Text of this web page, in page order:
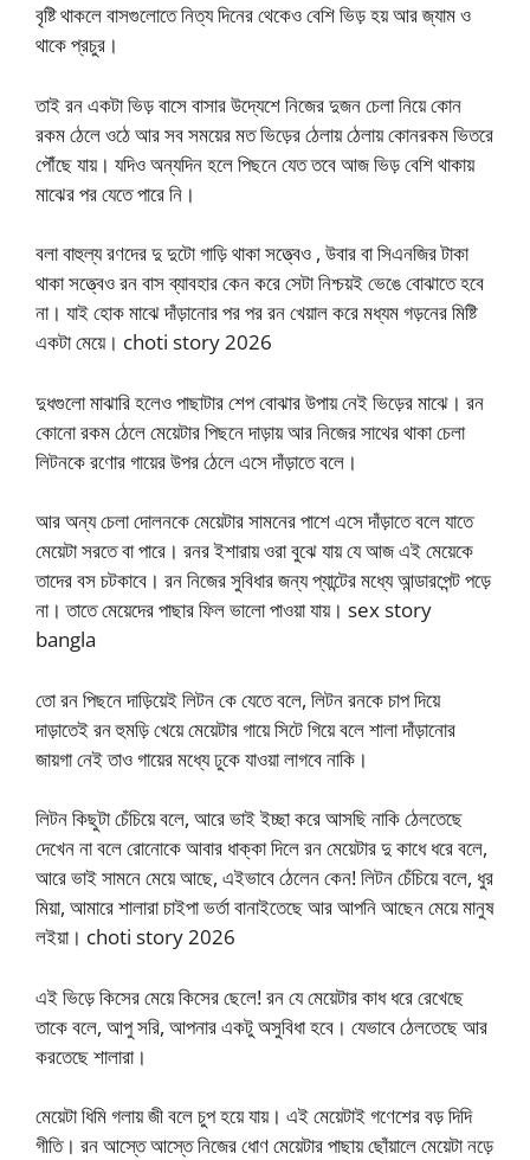
বৃষ্টি থাকলে বাসগুলোতে নিত্য দিনের থেকেও বেশি ভিড় হয় আর জ্যাম ও
থাকে প্রচুর।
তাই রন একটা ভিড় বাসে বাসার উদ্যেশে নিজের দুজন চেলা নিয়ে কোন
রকম ঠেলে ওঠে আর সব সময়ের মত ভিড়ের ঠেলায় ঠেলায় কোনরকম ভিতরে
পৌঁছে যায়। যদিও অন্যদিন হলে পিছনে যেত তবে আজ ভিড় বেশি থাকায়
মাঝের পর যেতে পারে নি।
বলা বাহুল্য রণদের দু দুটো গাড়ি থাকা সত্ত্বেও , উবার বা সিএনজির টাকা
থাকা সত্ত্বেও রন বাস ব্যাবহার কেন করে সেটা নিশ্চয়ই ভেঙে বোঝাতে হবে
না। যাই হোক মাঝে দাঁড়ানোর পর পর রন খেয়াল করে মধ্যম গড়নের মিষ্টি
একটা মেয়ে। choti story 2026
দুধগুলো মাঝারি হলেও পাছাটার শেপ বোঝার উপায় নেই ভিড়ের মাঝে। রন
কোনো রকম ঠেলে মেয়েটার পিছনে দাড়ায় আর নিজের সাথের থাকা চেলা
লিটনকে রণোর গায়ের উপর ঠেলে এসে দাঁড়াতে বলে।
আর অন্য চেলা দোলনকে মেয়েটার সামনের পাশে এসে দাঁড়াতে বলে যাতে
মেয়েটা সরতে বা পারে। রনর ইশারায় ওরা বুঝে যায় যে আজ এই মেয়েকে
তাদের বস চটকাবে। রন নিজের সুবিধার জন্য প্যান্টের মধ্যে আন্ডারপেন্ট পড়ে
না। তাতে মেয়েদের পাছার ফিল ভালো পাওয়া যায়। sex story
bangla
তো রন পিছনে দাড়িয়েই লিটন কে যেতে বলে, লিটন রনকে চাপ দিয়ে
দাড়াতেই রন হুমড়ি খেয়ে মেয়েটার গায়ে সিটে গিয়ে বলে শালা দাঁড়ানোর
জায়গা নেই তাও গায়ের মধ্যে ঢুকে যাওয়া লাগবে নাকি।
লিটন কিছুটা চেঁচিয়ে বলে, আরে ভাই ইচ্ছা করে আসছি নাকি ঠেলতেছে
দেখেন না বলে রোনোকে আবার ধাক্কা দিলে রন মেয়েটার দু কাধে ধরে বলে,
আরে ভাই সামনে মেয়ে আছে, এইভাবে ঠেলেন কেন! লিটন চেঁচিয়ে বলে, ধুর
মিয়া, আমারে শালারা চাইপা ভর্তা বানাইতেছে আর আপনি আছেন মেয়ে মানুষ
লইয়া। choti story 2026
এই ভিড়ে কিসের মেয়ে কিসের ছেলে! রন যে মেয়েটার কাধ ধরে রেখেছে
তাকে বলে, আপু সরি, আপনার একটু অসুবিধা হবে। যেভাবে ঠেলতেছে আর
করতেছে শালারা।
মেয়েটা ধিমি গলায় জী বলে চুপ হয়ে যায়। এই মেয়েটাই গণেশের বড় দিদি
গীতি। রন আস্তে আস্তে নিজের ধোণ মেয়েটার পাছায় ছোঁয়ালে মেয়েটা নড়ে